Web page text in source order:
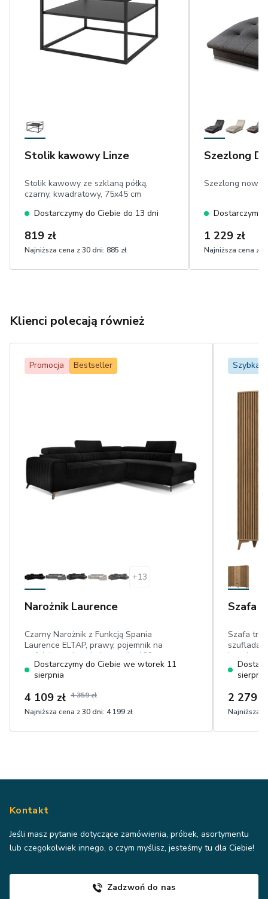
Stolik kawowy Linze
Stolik kawowy ze szklaną półką,
czarny, kwadratowy, 75x45 cm
Dostarczymy do Ciebie do 13 dni
819 zł
Najniższa cena z 30 dni: 885 zł
Szezlong
Szezlong
Dostarczymy
1 229 zł
Najniższa cena z
Klienci polecają również
Promocja Bestseller
+13
Narożnik Laurence
Czarny Narożnik z Funkcją Spania
Laurence ELTAP, prawy, pojemnik na
pościel, powierzchnia spania: 123 cm x
193 cm, niecieniujący welwet
Dostarczymy do Ciebie we wtorek 11
sierpnia
4 109 zł 4 359 zł
Najniższa cena z 30 dni: 4 199 zł
Szybka
Szafa
Szafa
lamele
sierpnia
2 279
Najniższa
Kontakt
Jeśli masz pytanie dotyczące zamówienia, próbek, asortymentu
lub czegokolwiek innego, o czym myślisz, jesteśmy tu dla Ciebie!
Zadzwoń do nas